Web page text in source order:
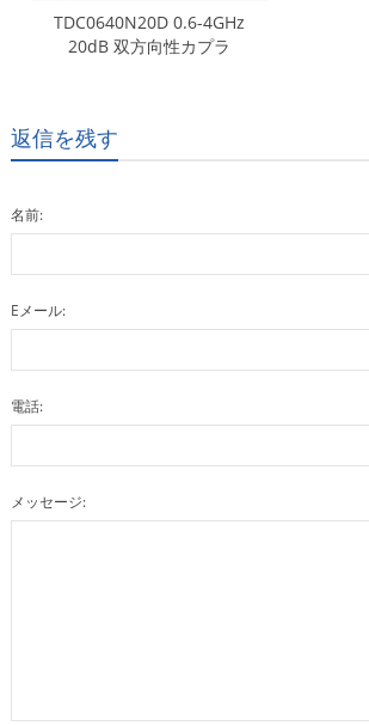
TDC0640N20D 0.6-4GHz
20dB 双方向性カプラ
返信を残す
名前:
Eメール:
電話:
メッセージ: